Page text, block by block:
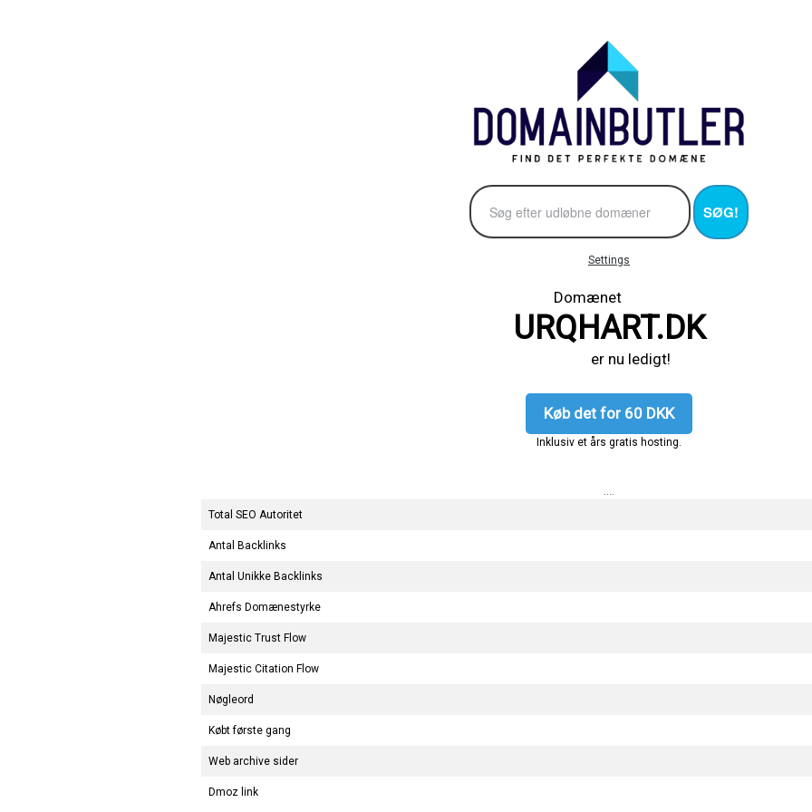
SØG!
Settings
Domænet
URQHART.DK
er nu ledigt!
Køb det for 60 DKK
Inklusiv et års gratis hosting.
....
Total SEO Autoritet
Antal Backlinks
Antal Unikke Backlinks
Ahrefs Domænestyrke
Majestic Trust Flow
Majestic Citation Flow
Nøgleord
Købt første gang
Web archive sider
Dmoz link